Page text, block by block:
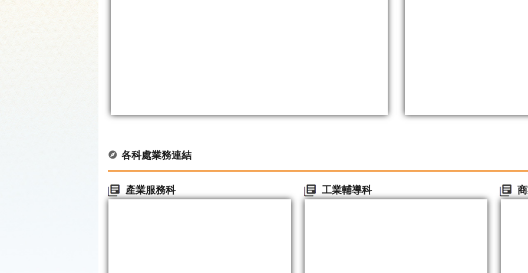
各科處業務連結
產業服務科 工業輔導科